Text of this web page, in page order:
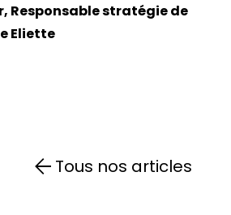
Responsable stratégie de
Eliette
Tous nos articles